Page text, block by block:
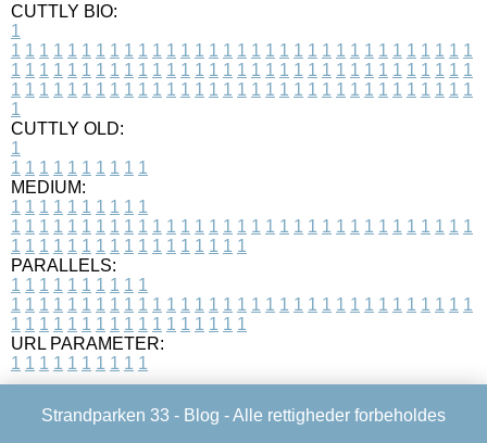
CUTTLY BIO:
1
1 1 1 1 1 1 1 1 1 1 1 1 1 1 1 1 1 1 1 1 1 1 1 1 1 1 1 1 1 1 1 1 1
1 1 1 1 1 1 1 1 1 1 1 1 1 1 1 1 1 1 1 1 1 1 1 1 1 1 1 1 1 1 1 1 1
1 1 1 1 1 1 1 1 1 1 1 1 1 1 1 1 1 1 1 1 1 1 1 1 1 1 1 1 1 1 1 1 1
1
CUTTLY OLD:
1
1 1 1 1 1 1 1 1 1 1
MEDIUM:
1 1 1 1 1 1 1 1 1 1
1 1 1 1 1 1 1 1 1 1 1 1 1 1 1 1 1 1 1 1 1 1 1 1 1 1 1 1 1 1 1 1 1
1 1 1 1 1 1 1 1 1 1 1 1 1 1 1 1 1
PARALLELS:
1 1 1 1 1 1 1 1 1 1
1 1 1 1 1 1 1 1 1 1 1 1 1 1 1 1 1 1 1 1 1 1 1 1 1 1 1 1 1 1 1 1 1
1 1 1 1 1 1 1 1 1 1 1 1 1 1 1 1 1
URL PARAMETER:
1 1 1 1 1 1 1 1 1 1
Strandparken 33 - Blog - Alle rettigheder forbeholdes